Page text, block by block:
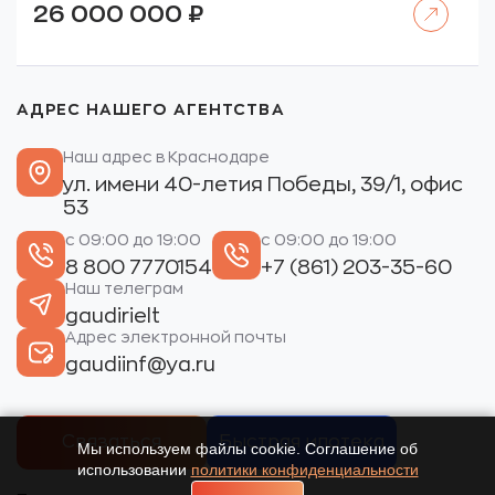
26 000 000 ₽
АДРЕС НАШЕГО АГЕНТСТВА
Наш адрес в Краснодаре
ул. имени 40-летия Победы, 39/1, офис
53
с 09:00 до 19:00
8 800 7770154
с 09:00 до 19:00
+7 (861) 203-35-60
Наш телеграм
gaudirielt
Адрес электронной почты
gaudiinf@ya.ru
Связаться Быстрая ипотека
Мы используем файлы cookie. Соглашение об
использовании политики конфиденциальности